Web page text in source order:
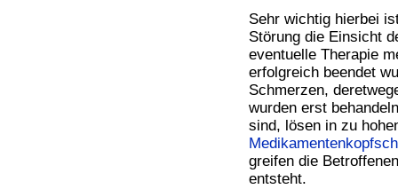
Sehr wichtig hierbei
Störung die Einsicht
eventuelle Therapie
erfolgreich beendet
Schmerzen,
wurden erst
sind, lösen in zu
greifen die
entsteht.